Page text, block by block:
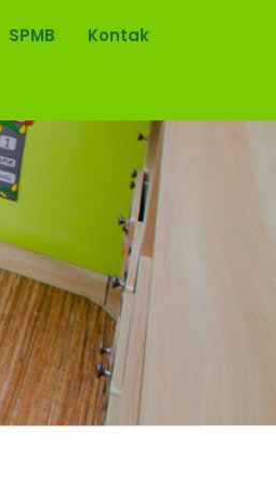
SPMB Kontak